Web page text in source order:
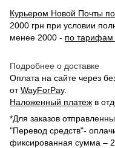
Курьером Новой Почты
2000 грн при условии
менее 2000 - по тарифам
Подробнее о доставке
Оплата на сайте через
отWayForPay.
Наложенный платеж в
*Для заказов
"Перевод средств"-
фиксированная сумма –